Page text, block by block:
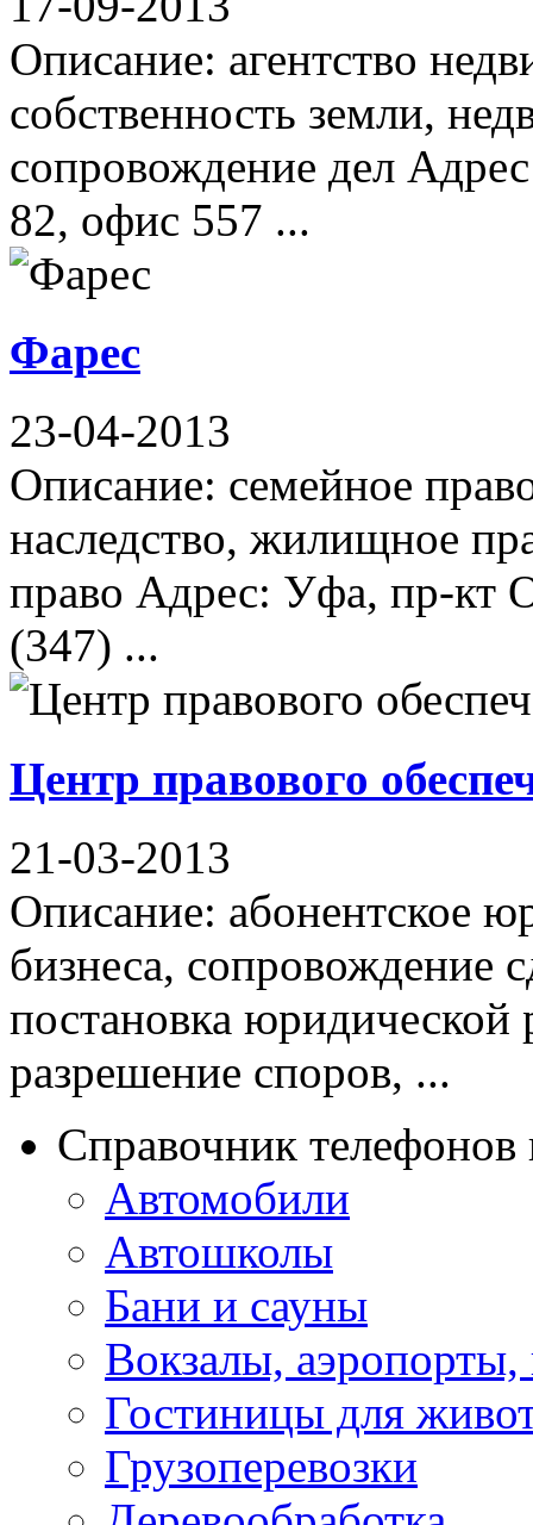
Описание: агентство
собственность земли,
сопровождение дел
82, офис 557 ...
Фарес
23-04-2013
Описание: семейное
наследство, жилищное
право Адрес: Уфа, пр-кт
(347) ...
Центр правового
21-03-2013
Описание: абонентское
бизнеса, сопровождение
постановка юридической
разрешение споров, ...
Справочник
Автомобили
Автошколы
Бани и сауны
Вокзалы,
Гостиницы для
Грузоперевозки